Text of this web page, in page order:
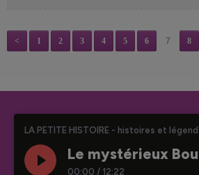
< 1 2 3 4 5 6 7 8